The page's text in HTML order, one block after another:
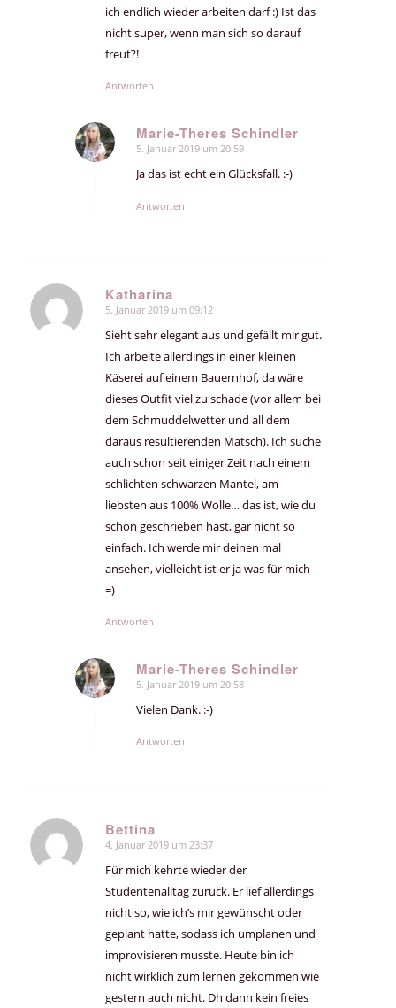
ich endlich wieder arbeiten darf :) Ist das
nicht super, wenn man sich so darauf
freut?!
Antworten
Marie-Theres Schindler
sagte:
5. Januar 2019 um 20:59
Ja das ist echt ein Glücksfall. :-)
Antworten
Katharina
sagte:
5. Januar 2019 um 09:12
Sieht sehr elegant aus und gefällt mir gut.
Ich arbeite allerdings in einer kleinen
Käserei auf einem Bauernhof, da wäre
dieses Outfit viel zu schade (vor allem bei
dem Schmuddelwetter und all dem
daraus resultierenden Matsch). Ich suche
auch schon seit einiger Zeit nach einem
schlichten schwarzen Mantel, am
liebsten aus 100% Wolle… das ist, wie du
schon geschrieben hast, gar nicht so
einfach. Ich werde mir deinen mal
ansehen, vielleicht ist er ja was für mich
=)
Antworten
Marie-Theres Schindler
sagte:
5. Januar 2019 um 20:58
Vielen Dank. :-)
Antworten
Bettina
sagte:
4. Januar 2019 um 23:37
Für mich kehrte wieder der
Studentenalltag zurück. Er lief allerdings
nicht so, wie ich’s mir gewünscht oder
geplant hatte, sodass ich umplanen und
improvisieren musste. Heute bin ich
nicht wirklich zum lernen gekommen wie
gestern auch nicht. Dh dann kein freies